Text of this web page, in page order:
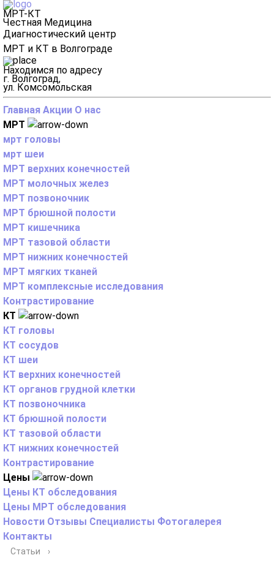
МРТ-КТ
Честная Медицина
Диагностический центр
МРТ и КТ в Волгограде
Находимся по адресу
г. Волгоград,
ул. Комсомольская
Главная Акции О нас
МРТ
мрт головы
мрт шеи
МРТ верхних конечностей
МРТ молочных желез
МРТ позвоночник
МРТ брюшной полости
МРТ кишечника
МРТ тазовой области
МРТ нижних конечностей
МРТ мягких тканей
МРТ комплексные исследования
Контрастирование
КТ
КТ головы
КТ сосудов
КТ шеи
КТ верхних конечностей
КТ органов грудной клетки
КТ позвоночника
КТ брюшной полости
КТ тазовой области
КТ нижних конечностей
Контрастирование
Цены
Цены КТ обследования
Цены МРТ обследования
Новости Отзывы Специалисты Фотогалерея
Контакты
Статьи ›